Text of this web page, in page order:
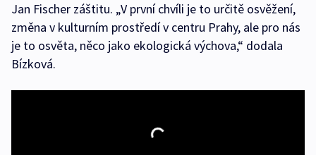
Jan Fischer záštitu. „V první chvíli je to určitě osvěžení,
změna v kulturním prostředí v centru Prahy, ale pro nás
je to osvěta, něco jako ekologická výchova,“ dodala
Bízková.